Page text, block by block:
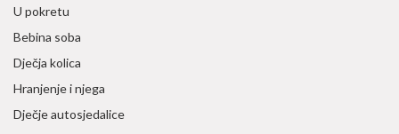
U pokretu
Bebina soba
Dječja kolica
Hranjenje i njega
Dječje autosjedalice